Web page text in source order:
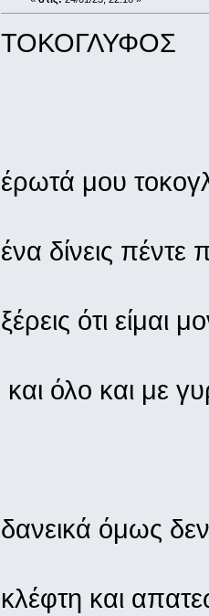
ΤΟΚΟΓΛΥΦΟΣ
έρωτά μου
ένα δίνεις πέντε
ξέρεις ότι είμαι
και όλο και με
δανεικά όμως
κλέφτη και